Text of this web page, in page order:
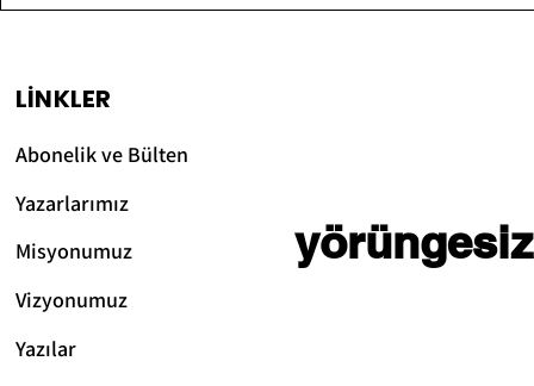
LİNKLER
Abonelik ve Bülten
Yazarlarımız
Misyonumuz
Vizyonumuz
Yazılar